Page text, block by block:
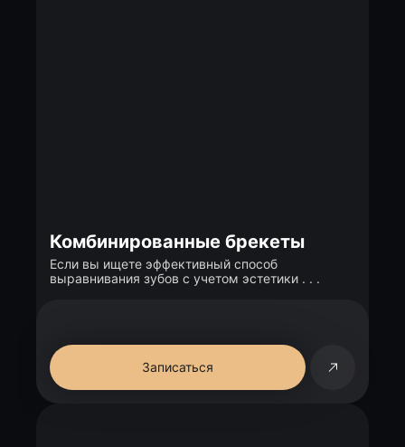
Комбинированные брекеты
Если вы ищете эффективный способ
выравнивания зубов с учетом эстетики . . .
Записаться